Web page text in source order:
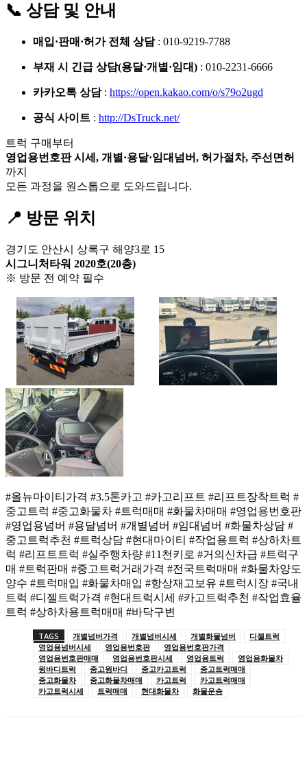
📞 상담 및 안내
매입·판매·허가 전체 상담: 010-9219-7788
부재 시 긴급 상담(용달·개별·임대) : 010-2231-6666
카카오톡 상담: https://open.kakao.com/o/s79o2ugd
공식 사이트 : http://DsTruck.net/
트럭 구매부터
영업용번호판 시세, 개별·용달·임대넘버, 허가절차, 주선면허
까지
모든 과정을 원스톱으로 도와드립니다.
📍 방문 위치
경기도 안산시 상록구 해양3로 15
시그니처타워 2020호(20층)
※ 방문 전 예약 필수
#올뉴마이티가격 #3.5톤카고 #카고리프트 #리프트장착트럭 #
중고트럭 #중고화물차 #트럭매매 #화물차매매 #영업용번호판
#영업용넘버 #용달넘버 #개별넘버 #임대넘버 #화물차상담 #
중고트럭추천 #트럭상담 #현대마이티 #작업용트럭 #상하차트
럭 #리프트트럭 #실주행차량 #11천키로 #거의신차급 #트럭구
매 #트럭판매 #중고트럭거래가격 #전국트럭매매 #화물차양도
양수 #트럭매입 #화물차매입 #항상재고보유 #트럭시장 #국내
트럭 #디젤트럭가격 #현대트럭시세 #카고트럭추천 #작업효율
트럭 #상하차용트럭매매 #바닥구변
TAGS 개별넘버가격 개별넘버시세 개별화물넘버
디젤트럭
영업용넘버시세
영업용번호판
영업용번호판가격
영업용번호판매매
영업용번호판시세 영업용트럭
영업용화물차
윙바디트럭
중고윙바디 중고카고트럭
중고트럭매매
중고화물차
중고화물차매매 카고트럭
카고트럭매매
카고트럭시세
트럭매매 현대화물차 화물운송